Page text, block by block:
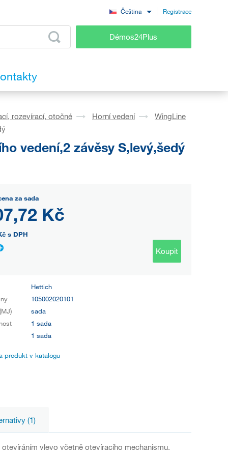
Čeština Registrace
Démos24Plus
rozevírací, otočné Horní vedení
WingLine
vedení,2 závěsy S,levý,šedý
za sada
Kč
s DPH
Koupit
Hettich
105002020101
sada
1 sada
1 sada
produkt v katalogu
(1)
vlevo včetně otevíracího mechanismu.